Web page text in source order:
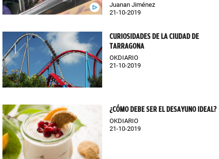
Juanan Jiménez
21-10-2019
CURIOSIDADES DE LA CIUDAD DE
TARRAGONA
OKDIARIO
21-10-2019
¿CÓMO DEBE SER EL DESAYUNO IDEAL?
OKDIARIO
21-10-2019